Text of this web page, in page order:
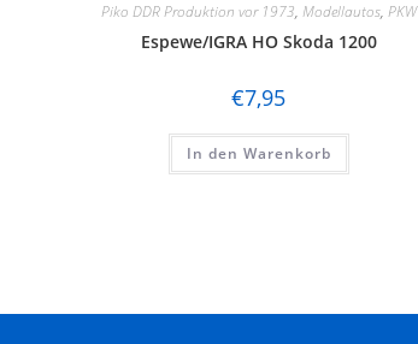
Piko DDR Produktion vor 1973, Modellautos, PKW
Espewe/IGRA HO Skoda 1200
€7,95
In den Warenkorb